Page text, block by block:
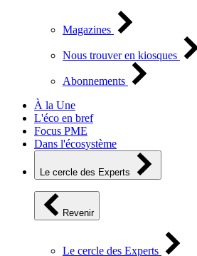
Magazines
Nous trouver en kiosques
Abonnements
À la Une
L'éco en bref
Focus PME
Dans l'écosystème
Le cercle des Experts
Revenir
Le cercle des Experts